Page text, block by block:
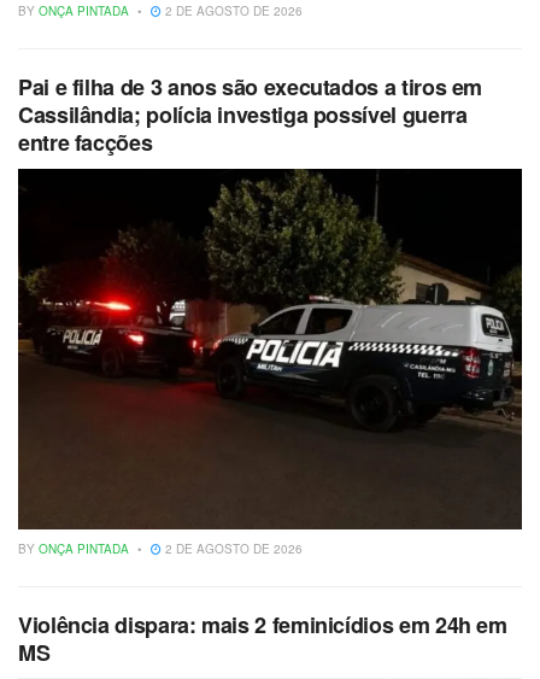
BY ONÇA PINTADA 2 DE AGOSTO DE 2026
Pai e filha de 3 anos são executados a tiros em
Cassilândia; polícia investiga possível guerra
entre facções
BY ONÇA PINTADA 2 DE AGOSTO DE 2026
Violência dispara: mais 2 feminicídios em 24h em
MS